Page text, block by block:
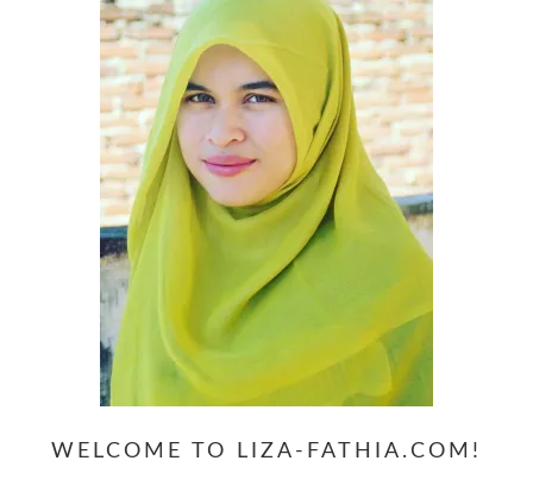
WELCOME TO LIZA-FATHIA.COM!